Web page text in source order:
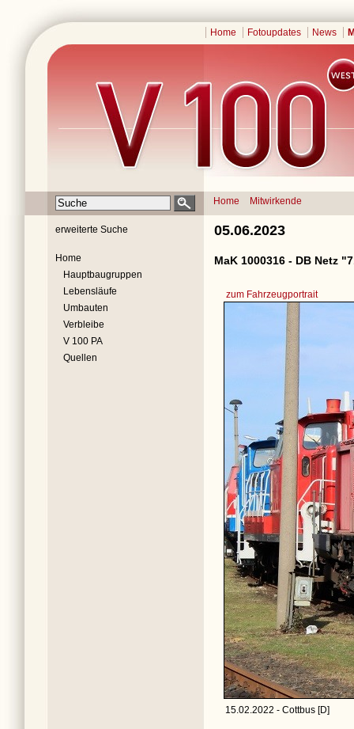
Home Fotoupdates News
Home Mitwirkende
erweiterte Suche
Home
Hauptbaugruppen
Lebensläufe
Umbauten
Verbleibe
V 100 PA
Quellen
05.06.2023
MaK 1000316 - DB Netz
zum Fahrzeugportrait
15.02.2022 - Cottbus [D]